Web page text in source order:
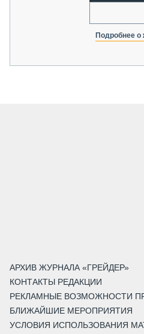
Подробнее о
АРХИВ ЖУРНАЛА «ГРЕЙДЕР»
КОНТАКТЫ РЕДАКЦИИ
РЕКЛАМНЫЕ ВОЗМОЖНОСТИ
БЛИЖАЙШИЕ МЕРОПРИЯТИЯ
УСЛОВИЯ ИСПОЛЬЗОВАНИЯ